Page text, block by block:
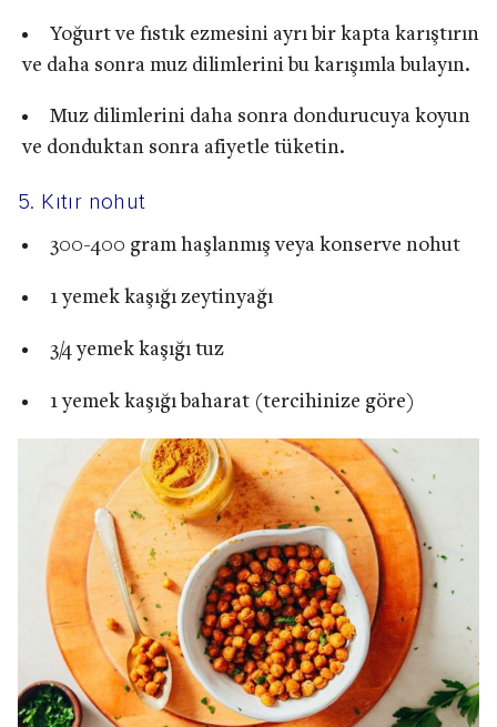
Yoğurt ve fıstık ezmesini ayrı bir kapta karıştırın
ve daha sonra muz dilimlerini bu karışımla bulayın.
Muz dilimlerini daha sonra dondurucuya koyun
ve donduktan sonra afiyetle tüketin.
5. Kıtır nohut
300-400 gram haşlanmış veya konserve nohut
1 yemek kaşığı zeytinyağı
3/4 yemek kaşığı tuz
1 yemek kaşığı baharat (tercihinize göre)